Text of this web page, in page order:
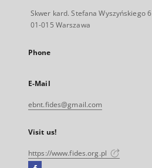
Skwer kard. Stefana Wyszyńskiego 6
01-015 Warszawa
Phone
E-Mail
ebnt.fides@gmail.com
Visit us!
https://www.fides.org.pl